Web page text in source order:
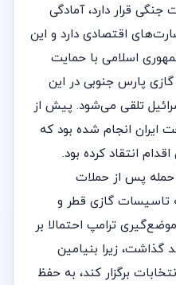
در وضعیت جنگی قرار دارد، آمادگی
اقتصادی دارد و این
اسلامی با حمایت
پارس جنوبی در این
تلقی می‌شود. پیش از
ایران انجام شده بود که
انتقاد کرده بود.
حمله پس از حملات
تاسیسات گازی قطر و
ترامپ احتمالا بر
گذاشت، زیرا بنیامین
برگزار کند، به حفظ